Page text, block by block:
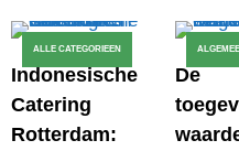
ALLE CATEGORIEEN
Indonesische
Catering
Rotterdam:
De